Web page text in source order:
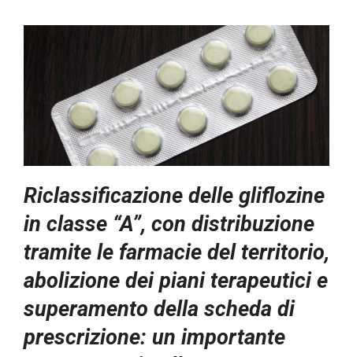
Riclassificazione delle gliflozine
in classe “A”, con distribuzione
tramite le farmacie del territorio,
abolizione dei piani terapeuticie
superamento della scheda di
prescrizione: un importante